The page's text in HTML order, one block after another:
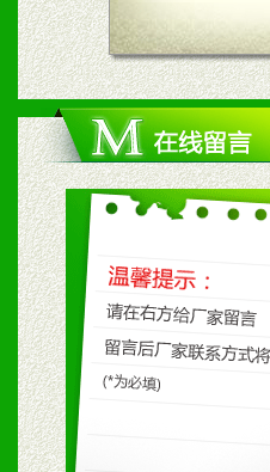
四、市场操
1、根据区
2、根据具
3、根据市
保产品顺利
4、根据市
购支持。